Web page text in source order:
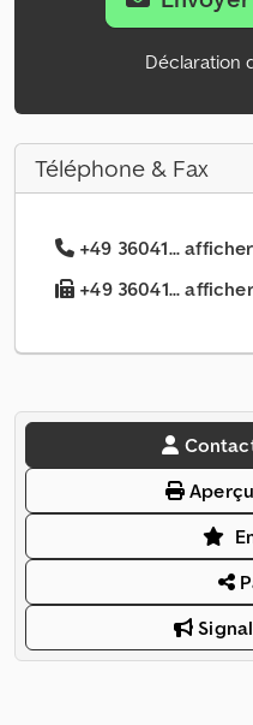
Déclaration
Téléphone & Fax
+49 36041... afficher
+49 36041... afficher